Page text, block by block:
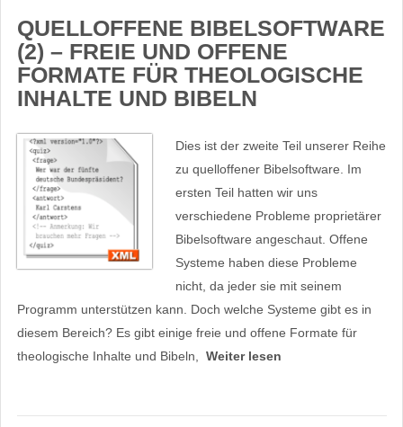
QUELLOFFENE BIBELSOFTWARE
(2) – FREIE UND OFFENE
FORMATE FÜR THEOLOGISCHE
INHALTE UND BIBELN
Dies ist der zweite Teil unserer Reihe
zu quelloffener Bibelsoftware. Im
ersten Teil hatten wir uns
verschiedene Probleme proprietärer
Bibelsoftware angeschaut. Offene
Systeme haben diese Probleme
nicht, da jeder sie mit seinem
Programm unterstützen kann. Doch welche Systeme gibt es in
diesem Bereich? Es gibt einige freie und offene Formate für
theologische Inhalte und Bibeln,
Weiter lesen